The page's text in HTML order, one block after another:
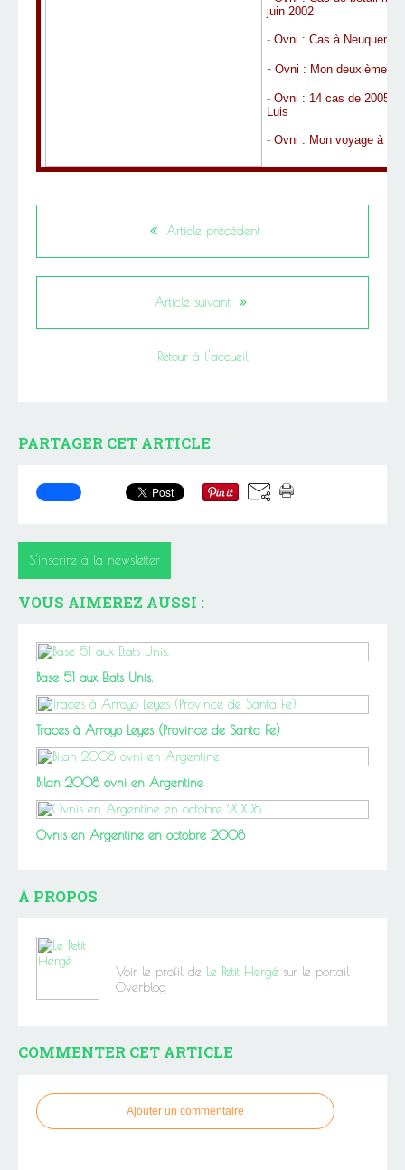
juin 2002
- Ovni : Cas à Neuquen
- Ovni : Mon deuxième
- Ovni : 14 cas de 2005
Luis
- Ovni : Mon voyage à
Article précédent
Article suivant
Retour à l'accueil
PARTAGER CET ARTICLE
S'inscrire à la newsletter
VOUS AIMEREZ AUSSI :
Base 51 aux Etats Unis.
Traces à Arroyo Leyes (Province de Santa Fe)
Bilan 2008 ovni en Argentine
Ovnis en Argentine en octobre 2008
À PROPOS
Voir le profil de Le Petit Hergé sur le portail
Overblog
COMMENTER CET ARTICLE
Ajouter un commentaire